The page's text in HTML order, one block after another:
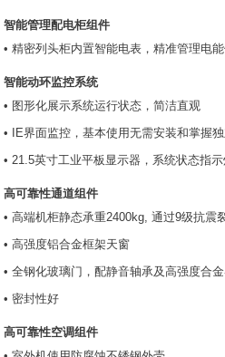
智能管理配电柜组件
• 精密列头柜内置智能电表，精准管理电
智能动环监控系统
• 图形化展示系统运行状态，简洁直观
• IE界面监控，基本使用无需安装和掌握
• 21.5英寸工业平板显示器，系统状态指
高可靠性通道组件
• 高端机柜静态承重2400kg, 通过9级抗震
• 高强度铝合金框架天窗
• 全钢化玻璃门，配静音轴承及高强度合
• 密封性好
高可靠性空调组件